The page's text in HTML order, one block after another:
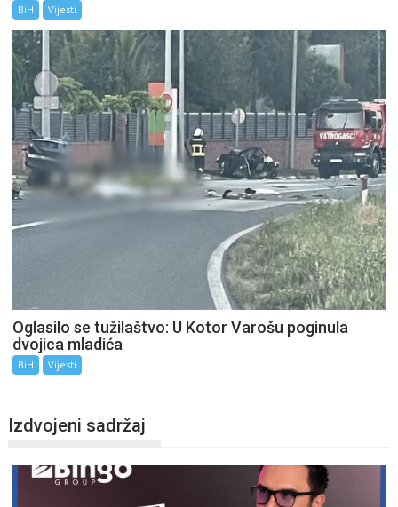
BiH Vijesti
Oglasilo se tužilaštvo: U Kotor Varošu poginula
dvojica mladića
BiH Vijesti
Izdvojeni sadržaj